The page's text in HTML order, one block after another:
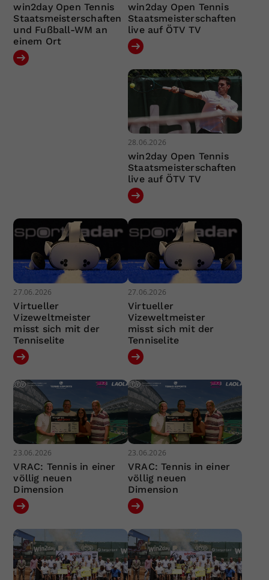
win2day Open Tennis
Staatsmeisterschaften
und Fußball-WM an
einem Ort
win2day Open Tennis
Staatsmeisterschaften
live auf ÖTV TV
28.06.2026
win2day Open Tennis
Staatsmeisterschaften
live auf ÖTV TV
27.06.2026
Virtueller
Vizeweltmeister
misst sich mit der
Tenniselite
27.06.2026
Virtueller
Vizeweltmeister
misst sich mit der
Tenniselite
23.06.2026
VRAC: Tennis in einer
völlig neuen
Dimension
23.06.2026
VRAC: Tennis in einer
völlig neuen
Dimension